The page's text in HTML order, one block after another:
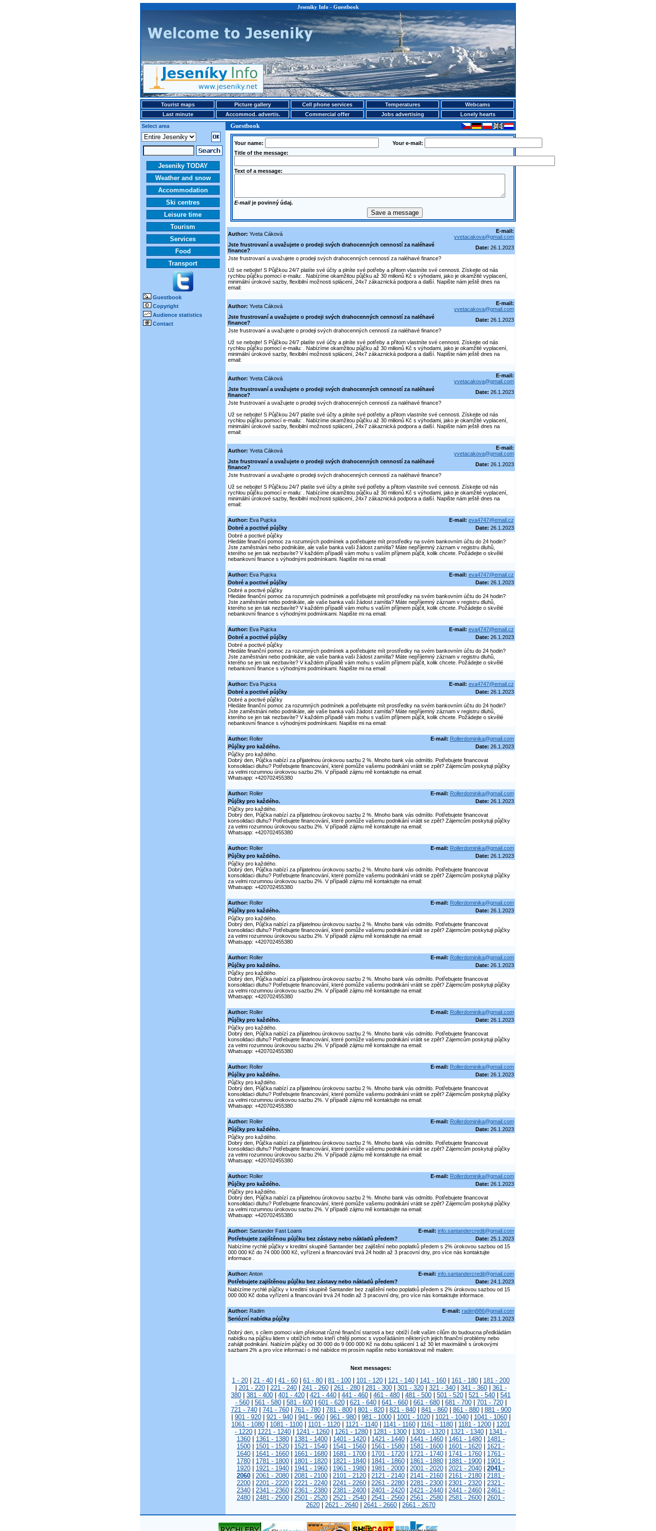
Jeseniky Info - Guestbook
Tourist maps Picture gallery Cell phone services Temperatures
Webcams
Last minute
Accommod. advertis. Commercial offer Jobs advertising
Lonely hearts
Select area
Guestbook
Jeseniky TODAY
Weather and snow
Accommodation
Ski centres
Leisure time
Tourism
Services
Food
Transport
Guestbook
Copyright
Audience statistics
Contact
Your name:
Your e-mail:
Title of the message:
Text of a message:
E-mailje povinný údaj.
Author: Yveta Cáková
E-mail:
yvetacakova@gmail.com
Jste frustrovaní a uvažujete o prodeji svých drahocenných cenností za naléhavé
finance?
Date: 26.1.2023
Jste frustrovaní a uvažujete o prodeji svých drahocenných cenností za naléhavé finance?
Už se nebojte! S Půjčkou 24/7 platíte své účty a plníte své potřeby a přitom vlastníte své cennosti. Získejte od nás
rychlou půjčku pomocí e-mailu: . Nabízíme okamžitou půjčku až 30 milionů Kč s výhodami, jako je okamžité vyplacení,
minimální úrokové sazby, flexibilní možnosti splácení, 24x7 zákaznická podpora a další. Napište nám ještě dnes na
email:
Author: Yveta Cáková
E-mail:
yvetacakova@gmail.com
Jste frustrovaní a uvažujete o prodeji svých drahocenných cenností za naléhavé
finance?
Date: 26.1.2023
Jste frustrovaní a uvažujete o prodeji svých drahocenných cenností za naléhavé finance?
Už se nebojte! S Půjčkou 24/7 platíte své účty a plníte své potřeby a přitom vlastníte své cennosti. Získejte od nás
rychlou půjčku pomocí e-mailu: . Nabízíme okamžitou půjčku až 30 milionů Kč s výhodami, jako je okamžité vyplacení,
minimální úrokové sazby, flexibilní možnosti splácení, 24x7 zákaznická podpora a další. Napište nám ještě dnes na
email:
Author: Yveta Cáková
E-mail:
yvetacakova@gmail.com
Jste frustrovaní a uvažujete o prodeji svých drahocenných cenností za naléhavé
finance?
Date: 26.1.2023
Jste frustrovaní a uvažujete o prodeji svých drahocenných cenností za naléhavé finance?
Už se nebojte! S Půjčkou 24/7 platíte své účty a plníte své potřeby a přitom vlastníte své cennosti. Získejte od nás
rychlou půjčku pomocí e-mailu: . Nabízíme okamžitou půjčku až 30 milionů Kč s výhodami, jako je okamžité vyplacení,
minimální úrokové sazby, flexibilní možnosti splácení, 24x7 zákaznická podpora a další. Napište nám ještě dnes na
email:
Author: Yveta Cáková
E-mail:
yvetacakova@gmail.com
Jste frustrovaní a uvažujete o prodeji svých drahocenných cenností za naléhavé
finance?
Date: 26.1.2023
Jste frustrovaní a uvažujete o prodeji svých drahocenných cenností za naléhavé finance?
Už se nebojte! S Půjčkou 24/7 platíte své účty a plníte své potřeby a přitom vlastníte své cennosti. Získejte od nás
rychlou půjčku pomocí e-mailu: . Nabízíme okamžitou půjčku až 30 milionů Kč s výhodami, jako je okamžité vyplacení,
minimální úrokové sazby, flexibilní možnosti splácení, 24x7 zákaznická podpora a další. Napište nám ještě dnes na
email:
Author: Eva Pujcka E-mail: eva4747@email.cz
Dobré a poctivé půjčky
Date: 26.1.2023
Dobré a poctivé půjčky
Hledáte finanční pomoc za rozumných podmínek a potřebujete mít prostředky na svém bankovním účtu do 24 hodin?
Jste zaměstnáni nebo podnikáte, ale vaše banka vaši žádost zamítla? Máte nepříjemný záznam v registru dluhů,
kterého se jen tak nezbavíte? V každém případě vám mohu s vaším příjmem půjčit, kolik chcete. Požádejte o skvělé
nebankovní finance s výhodnými podmínkami. Napište mi na email:
Author: Eva Pujcka E-mail: eva4747@email.cz
Dobré a poctivé půjčky
Date: 26.1.2023
Dobré a poctivé půjčky
Hledáte finanční pomoc za rozumných podmínek a potřebujete mít prostředky na svém bankovním účtu do 24 hodin?
Jste zaměstnáni nebo podnikáte, ale vaše banka vaši žádost zamítla? Máte nepříjemný záznam v registru dluhů,
kterého se jen tak nezbavíte? V každém případě vám mohu s vaším příjmem půjčit, kolik chcete. Požádejte o skvělé
nebankovní finance s výhodnými podmínkami. Napište mi na email:
Author: Eva Pujcka E-mail: eva4747@email.cz
Dobré a poctivé půjčky
Date: 26.1.2023
Dobré a poctivé půjčky
Hledáte finanční pomoc za rozumných podmínek a potřebujete mít prostředky na svém bankovním účtu do 24 hodin?
Jste zaměstnáni nebo podnikáte, ale vaše banka vaši žádost zamítla? Máte nepříjemný záznam v registru dluhů,
kterého se jen tak nezbavíte? V každém případě vám mohu s vaším příjmem půjčit, kolik chcete. Požádejte o skvělé
nebankovní finance s výhodnými podmínkami. Napište mi na email:
Author: Eva Pujcka E-mail: eva4747@email.cz
Dobré a poctivé půjčky
Date: 26.1.2023
Dobré a poctivé půjčky
Hledáte finanční pomoc za rozumných podmínek a potřebujete mít prostředky na svém bankovním účtu do 24 hodin?
Jste zaměstnáni nebo podnikáte, ale vaše banka vaši žádost zamítla? Máte nepříjemný záznam v registru dluhů,
kterého se jen tak nezbavíte? V každém případě vám mohu s vaším příjmem půjčit, kolik chcete. Požádejte o skvělé
nebankovní finance s výhodnými podmínkami. Napište mi na email:
Author: Roller E-mail: Rollerdominika@gmail.com
Půjčky pro každého.
Date: 26.1.2023
Půjčky pro každého.
Dobrý den, Půjčka nabízí za přijatelnou úrokovou sazbu 2 %. Mnoho bank vás odmítlo. Potřebujete financovat
konsolidaci dluhu? Potřebujete financování, které pomůže vašemu podnikání vrátit se zpět? Zájemcům poskytuji půjčky
za velmi rozumnou úrokovou sazbu 2%. V případě zájmu mě kontaktujte na email:
Whatsapp: +420702455380
Author: Roller E-mail: Rollerdominika@gmail.com
Půjčky pro každého.
Date: 26.1.2023
Půjčky pro každého.
Dobrý den, Půjčka nabízí za přijatelnou úrokovou sazbu 2 %. Mnoho bank vás odmítlo. Potřebujete financovat
konsolidaci dluhu? Potřebujete financování, které pomůže vašemu podnikání vrátit se zpět? Zájemcům poskytuji půjčky
za velmi rozumnou úrokovou sazbu 2%. V případě zájmu mě kontaktujte na email:
Whatsapp: +420702455380
Author: Roller E-mail: Rollerdominika@gmail.com
Půjčky pro každého.
Date: 26.1.2023
Půjčky pro každého.
Dobrý den, Půjčka nabízí za přijatelnou úrokovou sazbu 2 %. Mnoho bank vás odmítlo. Potřebujete financovat
konsolidaci dluhu? Potřebujete financování, které pomůže vašemu podnikání vrátit se zpět? Zájemcům poskytuji půjčky
za velmi rozumnou úrokovou sazbu 2%. V případě zájmu mě kontaktujte na email:
Whatsapp: +420702455380
Author: Roller E-mail: Rollerdominika@gmail.com
Půjčky pro každého.
Date: 26.1.2023
Půjčky pro každého.
Dobrý den, Půjčka nabízí za přijatelnou úrokovou sazbu 2 %. Mnoho bank vás odmítlo. Potřebujete financovat
konsolidaci dluhu? Potřebujete financování, které pomůže vašemu podnikání vrátit se zpět? Zájemcům poskytuji půjčky
za velmi rozumnou úrokovou sazbu 2%. V případě zájmu mě kontaktujte na email:
Whatsapp: +420702455380
Author: Roller E-mail: Rollerdominika@gmail.com
Půjčky pro každého.
Date: 26.1.2023
Půjčky pro každého.
Dobrý den, Půjčka nabízí za přijatelnou úrokovou sazbu 2 %. Mnoho bank vás odmítlo. Potřebujete financovat
konsolidaci dluhu? Potřebujete financování, které pomůže vašemu podnikání vrátit se zpět? Zájemcům poskytuji půjčky
za velmi rozumnou úrokovou sazbu 2%. V případě zájmu mě kontaktujte na email:
Whatsapp: +420702455380
Author: Roller E-mail: Rollerdominika@gmail.com
Půjčky pro každého.
Date: 26.1.2023
Půjčky pro každého.
Dobrý den, Půjčka nabízí za přijatelnou úrokovou sazbu 2 %. Mnoho bank vás odmítlo. Potřebujete financovat
konsolidaci dluhu? Potřebujete financování, které pomůže vašemu podnikání vrátit se zpět? Zájemcům poskytuji půjčky
za velmi rozumnou úrokovou sazbu 2%. V případě zájmu mě kontaktujte na email:
Whatsapp: +420702455380
Author: Roller E-mail: Rollerdominika@gmail.com
Půjčky pro každého.
Date: 26.1.2023
Půjčky pro každého.
Dobrý den, Půjčka nabízí za přijatelnou úrokovou sazbu 2 %. Mnoho bank vás odmítlo. Potřebujete financovat
konsolidaci dluhu? Potřebujete financování, které pomůže vašemu podnikání vrátit se zpět? Zájemcům poskytuji půjčky
za velmi rozumnou úrokovou sazbu 2%. V případě zájmu mě kontaktujte na email:
Whatsapp: +420702455380
Author: Roller E-mail: Rollerdominika@gmail.com
Půjčky pro každého.
Date: 26.1.2023
Půjčky pro každého.
Dobrý den, Půjčka nabízí za přijatelnou úrokovou sazbu 2 %. Mnoho bank vás odmítlo. Potřebujete financovat
konsolidaci dluhu? Potřebujete financování, které pomůže vašemu podnikání vrátit se zpět? Zájemcům poskytuji půjčky
za velmi rozumnou úrokovou sazbu 2%. V případě zájmu mě kontaktujte na email:
Whatsapp: +420702455380
Author: Roller E-mail: Rollerdominika@gmail.com
Půjčky pro každého.
Date: 26.1.2023
Půjčky pro každého.
Dobrý den, Půjčka nabízí za přijatelnou úrokovou sazbu 2 %. Mnoho bank vás odmítlo. Potřebujete financovat
konsolidaci dluhu? Potřebujete financování, které pomůže vašemu podnikání vrátit se zpět? Zájemcům poskytuji půjčky
za velmi rozumnou úrokovou sazbu 2%. V případě zájmu mě kontaktujte na email:
Whatsapp: +420702455380
Author: Santander Fast Loans E-mail: info.santandercredit@gmail.com
Potřebujete zajištěnou půjčku bez zástavy nebo nákladů předem?
Date: 25.1.2023
Nabízíme rychlé půjčky v kreditní skupině Santander bez zajištění nebo poplatků předem s 2% úrokovou sazbou od 15
000 000 Kč do 74 000 000 Kč, vyřízení a financování trvá 24 hodin až 3 pracovní dny, pro více nás kontaktujte
informace .
Author: Anton E-mail: info.santandercredit@gmail.com
Potřebujete zajištěnou půjčku bez zástavy nebo nákladů předem?
Date: 24.1.2023
Nabízíme rychlé půjčky v kreditní skupině Santander bez zajištění nebo poplatků předem s 2% úrokovou sazbou od 15
000 000 Kč doba vyřízení a financování trvá 24 hodin až 3 pracovní dny, pro více nás kontaktujte informace.
Author: Radim E-mail: radimj986@gmail.com
Seriózní nabídka půjčky
Date: 23.1.2023
Dobrý den, s cílem pomoci vám překonat různé finanční starosti a bez obtíží čelit vašim cílům do budoucna předkládám
nabídku na půjčku lidem v obtížích nebo kteří chtějí pomoc s vypořádáním některých jejich finanční problémy nebo
zahájit podnikání. Nabízím půjčky od 30 000 do 9 000 000 Kč na dobu splácení 1 až 30 let maximálně s úrokovými
sazbami 2% a pro více informací o mé nabídce mi prosím napište nebo kontaktovat mě mailem:
Next messages:
1 - 20 21 - 40 41 - 60 61 - 80 81 - 100 101 - 120 121 - 140 141 - 160 161 - 180
181 - 200
201 - 220| 221 - 240| 241 - 260| 261 - 280| 281 - 300| 301 - 320| 321 - 340| 341 - 360| 361 -
380
381 - 400 401 - 420 421 - 440 441 - 460 461 - 480 481 - 500 501 - 520 521 - 540
541
- 560| 561 - 580| 581 - 600| 601 - 620| 621 - 640| 641 - 660| 661 - 680| 681 - 700| 701 - 720|
721 - 740| 741 - 760| 761 - 780| 781 - 800| 801 - 820| 821 - 840| 841 - 860| 861 - 880| 881 - 900
901 - 920| 921 - 940| 941 - 960| 961 - 980| 981 - 1000| 1001 - 1020| 1021 - 1040| 1041 - 1060|
1061 - 1080
1081 - 1100 1101 - 1120 1121 - 1140 1141 - 1160 1161 - 1180 1181 - 1200
1201
- 1220
1221 - 1240 1241 - 1260 1261 - 1280 1281 - 1300 1301 - 1320 1321 - 1340
1341 -
1360
1361 - 1380 1381 - 1400 1401 - 1420 1421 - 1440 1441 - 1460 1461 - 1480
1481 -
1500
1501 - 1520 1521 - 1540 1541 - 1560 1561 - 1580 1581 - 1600 1601 - 1620
1621 -
1640
1641 - 1660 1661 - 1680 1681 - 1700 1701 - 1720 1721 - 1740 1741 - 1760
1761 -
1780
1781 - 1800 1801 - 1820 1821 - 1840 1841 - 1860 1861 - 1880 1881 - 1900
1901 -
1920
1921 - 1940 1941 - 1960 1961 - 1980 1981 - 2000 2001 - 2020 2021 - 2040
2041 -
2060
2061 - 2080 2081 - 2100 2101 - 2120 2121 - 2140 2141 - 2160 2161 - 2180
2181 -
2200
2201 - 2220 2221 - 2240 2241 - 2260 2261 - 2280 2281 - 2300 2301 - 2320
2321 -
2340
2341 - 2360 2361 - 2380 2381 - 2400 2401 - 2420 2421 - 2440 2441 - 2460
2461 -
2480
2481 - 2500 2501 - 2520 2521 - 2540 2541 - 2560 2561 - 2580 2581 - 2600
2601 -
2620
2621 - 2640 2641 - 2660 2661 - 2670